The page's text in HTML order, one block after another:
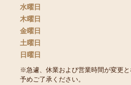
水曜日
木曜日
金曜日
土曜日
日曜日
※急遽、休業および営業時間が変更と
予めご了承ください。